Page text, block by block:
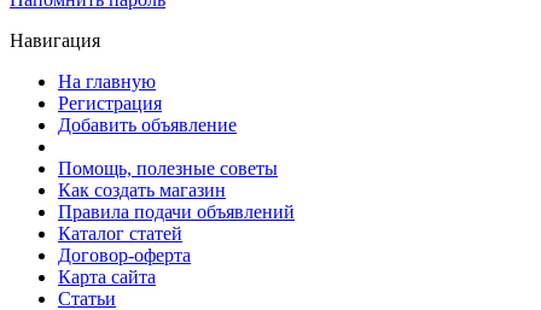
Навигация
На главную
Регистрация
Добавить объявление
Помощь, полезные советы
Как создать магазин
Правила подачи объявлений
Каталог статей
Договор-оферта
Карта сайта
Статьи